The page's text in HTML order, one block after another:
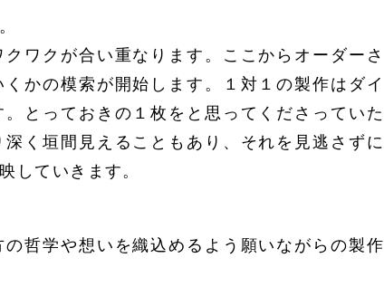
ワクが合い重なります。ここからオーダーさ
かの模索が開始します。１対１の製作はダイ
とっておきの１枚をと思ってくださっていた
く垣間見えることもあり、それを見逃さずに
していきます。
哲学や想いを織込めるよう願いながらの製作